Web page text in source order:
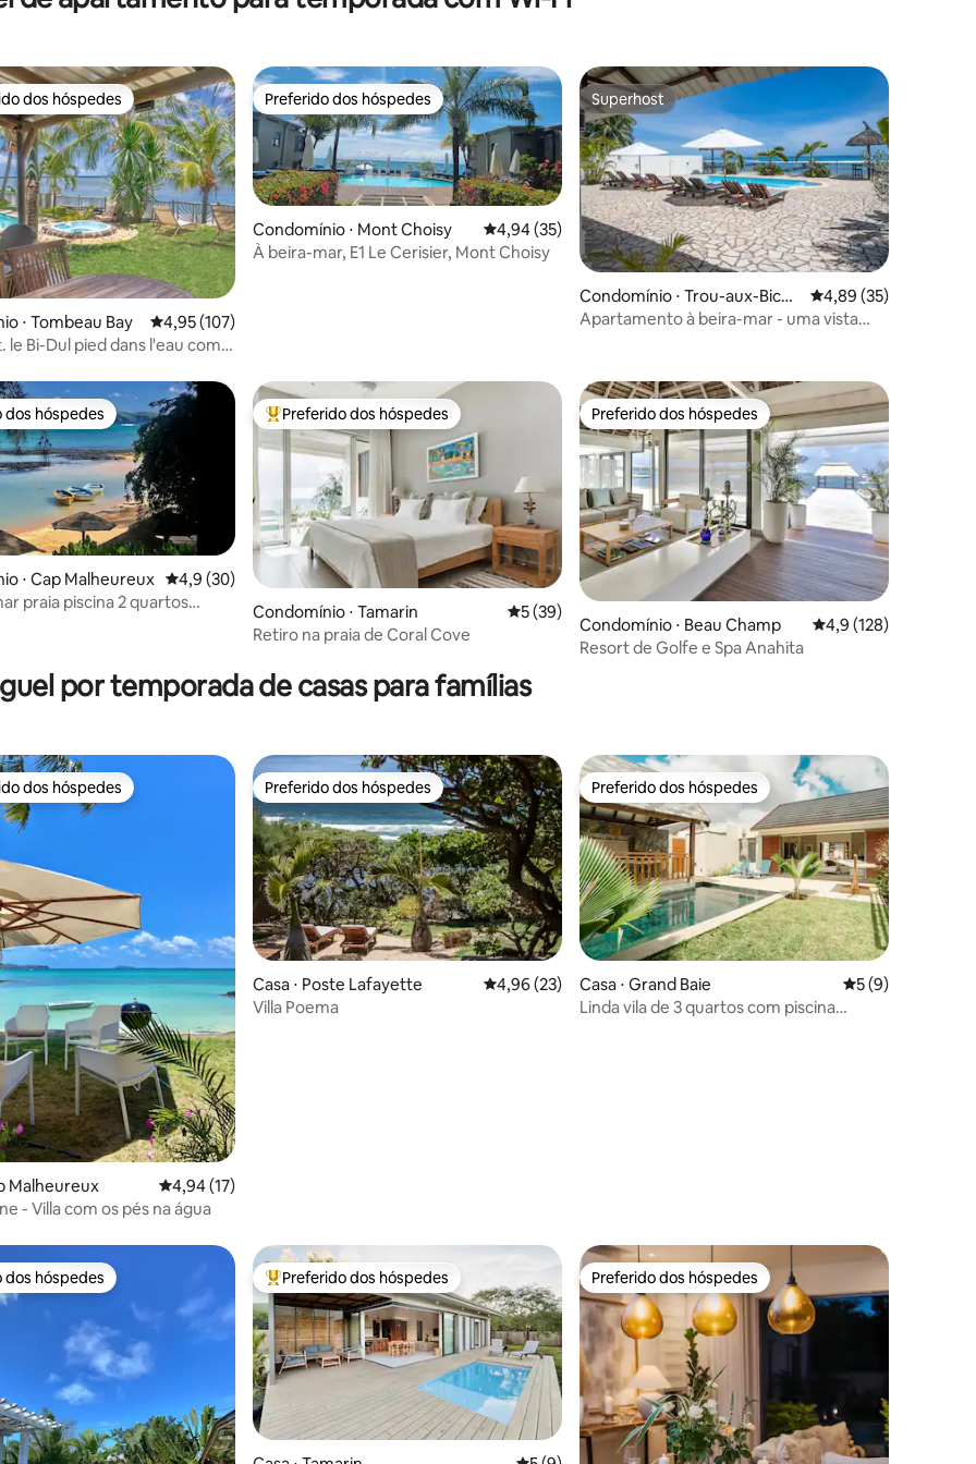
de 5, 130 avaliações
preferidos dos hóspedes
dos hóspedes
⋅ Tombeau Bay 4,95 de uma avaliação média de 5, 107 avaliações
4,95 (107)
le Bi-Dul pied dans l'eau com
Preferido dos hóspedes
Preferido dos hóspedes
Condomínio ⋅ Mont Choisy 4,94 de uma avaliação média de 5, 35 avaliações
4,94 (35)
À beira-mar, E1 Le Cerisier, Mont Choisy
Superhost
Superhost
Condomínio ⋅ Trou-aux-Biche
s
4,89 de uma
4,89 (35)
Apartamento à beira-mar - uma vista
dos hóspedes
dos hóspedes
⋅ Cap Malheureux 4,9 de uma avaliação média de 5, 30 avaliações
4,9 (30)
praia piscina 2 quartos
Entre os melhores preferidos dos hóspedes
Preferido dos hóspedes
Condomínio ⋅ Tamarin 5 de uma avaliação média de 5, 39 avaliações
5 (39)
Retiro na praia de Coral Cove
Preferido dos hóspedes
Preferido dos hóspedes
Condomínio ⋅ Beau Champ 4,9 de uma avaliação
4,9 (128)
Resort de Golfe e Spa Anahita
por temporada de casas para famílias
de 5, 129 avaliações
preferidos dos hóspedes
dos hóspedes
Malheureux 4,94 de uma avaliação média de 5, 17 avaliações
4,94 (17)
- Villa com os pés na água
Preferido dos hóspedes
Preferido dos hóspedes
Casa ⋅ Poste Lafayette 4,96 de uma avaliação média de 5, 23 avaliações
4,96 (23)
Villa Poema
Preferido dos hóspedes
Preferido dos hóspedes
Casa ⋅ Grand Baie 5 de uma
5 (9)
Linda vila de 3 quartos com piscina
dos hóspedes
dos hóspedes Entre os melhores preferidos dos hóspedes
Preferido dos hóspedes Preferido dos hóspedes
Preferido dos hóspedes